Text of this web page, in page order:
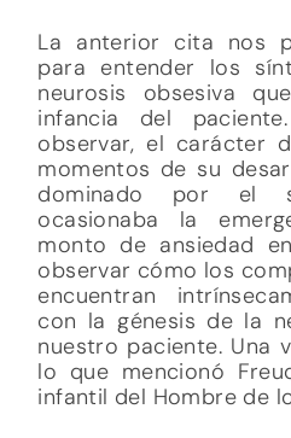
La anterior cita nos
para entender los
neurosis obsesiva
infancia del
observar, el carácter
momentos de su
dominado por el
ocasionaba la
monto de ansiedad
observar cómo los
encuentran
con la génesis de la
nuestro paciente. Una
lo que mencionó
infantil del Hombre de